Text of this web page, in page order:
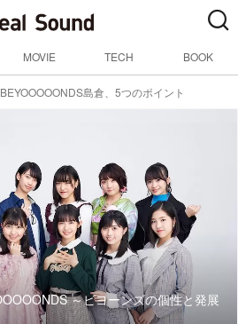
MOVIE TECH BOOK
BEYOOOOONDS島倉、5つのポイント
～ビヨーンズの個性と発展